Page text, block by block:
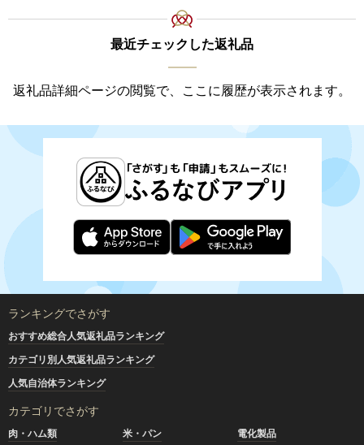
ワンストップ特例申請書のご提出について
銀行振込2025年12月17日（水）より受付停止
直接持参2025年12月17日（水）より受付停止
2025/12/12）奈井江産の美味しいお米が初登場！
新しい返礼品ができました！！
奈井江町産ゆめぴりかで栽培期間中農薬不使用米を数量限定
で追加です。
・北海道奈井江産ゆめぴりか『奏穂（かなでほ）』 栽培期
㎏）
サイズバリエーションも豊富にしました。
また、お試しで食べ比べセットもお届けします。
・北海道奈井江産ゆめぴりか『奏穂（かなでほ）』 玄米＆
白米 おためしセット 計600g 栽培期間中農薬不使用米
---------------------------------------------------
2025/12/5）人気の雑穀シリーズがリニューアルして再登
最近チェックした返礼品
返礼品詳細ページの閲覧で、ここに履歴が表示されます。
ランキングでさがす
おすすめ総合人気返礼品ランキング
カテゴリ別人気返礼品ランキング
人気自治体ランキング
カテゴリでさがす
肉・ハム類 米・パン
電化製品